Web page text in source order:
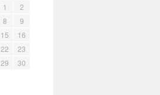
1
2
8
9
15
16
22
23
29
30